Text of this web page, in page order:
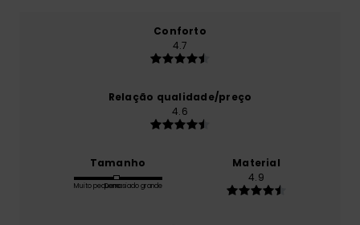
Conforto
4.7
Relação qualidade/preço
4.6
Tamanho
Muito pequenoDemasiado grande
Material
4.9